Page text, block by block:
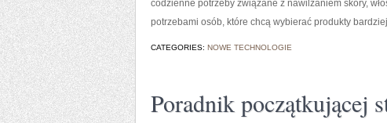
codzienne potrzeby związane z nawilżaniem skóry,
potrzebami osób, które chcą wybierać produkty
CATEGORIES: NOWE TECHNOLOGIE
Poradnik początkującej